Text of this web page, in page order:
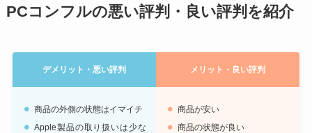
PCコンフルの悪い評判・良い評判を紹介
デメリット・悪い評判 メリット・良い評判
商品の外側の状態はイマイチ
Apple製品の取り扱いは少な
商品が安い
商品の状態が良い